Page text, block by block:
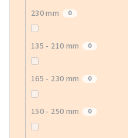
230 mm 0
135 - 210 mm 0
165 - 230 mm 0
150 - 250 mm 0